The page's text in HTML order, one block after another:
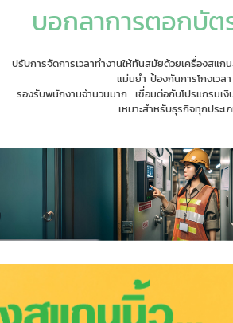
บอกลาการตอกบัต
ปรับการจัดการเวลาทำงานให้ทันสมัยด้วยเครื่องสแก
แม่นยำ ป้องกันการโกงเวลา
รองรับพนักงานจำนวนมาก ‍‍‍ เชื่อมต่อกับโปรแกรมเ
เหมาะสำหรับธุรกิจทุกประเ